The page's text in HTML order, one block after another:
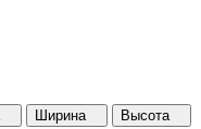
Ширина
Высота